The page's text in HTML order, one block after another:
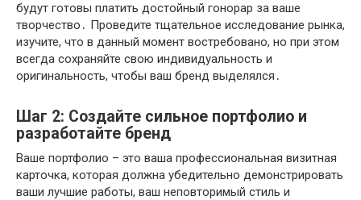
будут готовы платить достойный гонорар за ваше
творчество․ Проведите тщательное исследование рынка,
изучите, что в данный момент востребовано, но при этом
всегда сохраняйте свою индивидуальность и
оригинальность, чтобы ваш бренд выделялся․
Шаг 2: Создайте сильное портфолио и
разработайте бренд
Ваше портфолио – это ваша профессиональная визитная
карточка, которая должна убедительно демонстрировать
ваши лучшие работы, ваш неповторимый стиль и